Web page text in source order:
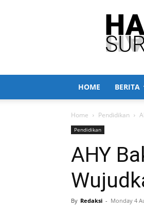
HOME BERITA
Home Pendidikan
Pendidikan
AHY
By Redaksi - Monday 4